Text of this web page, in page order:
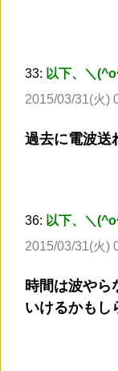
33: 以下、＼
2015/03/31(火)
過去に電波送
36: 以下、＼
2015/03/31(火)
時間は波やら
いけるかもし